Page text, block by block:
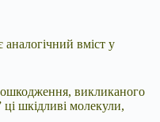
вміст у
викликаного
шкідливі молекули,